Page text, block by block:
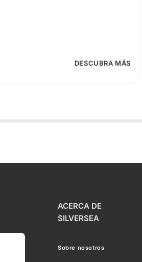
DESCUBRA MÁS
ACERCA DE
SILVERSEA
Sobre nosotros